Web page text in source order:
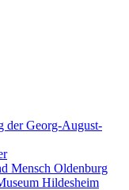
der Georg-August-
Mensch Oldenburg
Hildesheim